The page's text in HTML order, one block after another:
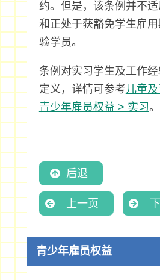
约。但是，该条例并不
和正处于获豁免学生雇
验学员。
条例对实习学生及工作
定义，详情可参考儿童
青少年雇员权益 > 实习。
后退
上一页
青少年雇员权益